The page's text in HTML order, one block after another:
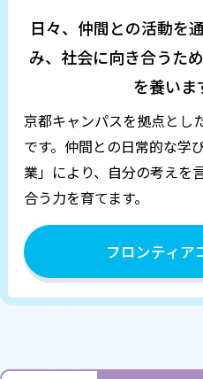
日々、仲間との活動を
み、 社会に向き合うた
を養いま
京都キャンパスを拠点とし
です。 仲間との日常的な学
業」により、自分の考えを
合う力を育てます。
フロンティア